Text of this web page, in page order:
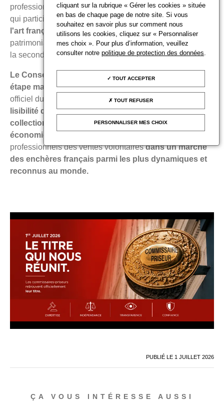
profession d'excellence, héritière d'une histoire séculaire,
qui participe activementau rayonnement du marché de
l'art français , à la circulation des biens culturels et
patrimoniaux, ainsi qu'au développement du marché de
la seconde main.
Le Conseil des maisons de vente se réjouit de cette
étape majeure pour la profession.Le rétablissement
officiel du titre de commissaire-priseurrenforce la
lisibilité de la profession auprès du public, des
collectionneurs, des institutions et des acteurs
économiques
professionnels des ventes volontairesdans un marché
des enchères français parmi les plus dynamiques et
reconnus au monde.
PUBLIÉ LE 1 JUILLET 2026
ÇA VOUS INTÉRESSE AUSSI
cliquant sur la rubrique « Gérer les cookies » située
en bas de chaque page de notre site. Si vous
souhaitez en savoir plus sur comment nous
utilisons les cookies, cliquez sur « Personnaliser
mes choix ». Pour plus d’information, veuillez
consulter notrepolitique de protection des données.
TOUT ACCEPTER
TOUT REFUSER
PERSONNALISER MES CHOIX